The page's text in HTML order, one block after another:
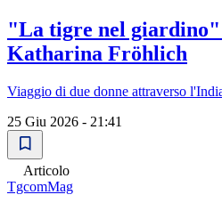
"La tigre nel giardino"
Katharina Fröhlich
Viaggio di due donne attraverso
25 Giu 2026 - 21:41
Articolo
TgcomMag